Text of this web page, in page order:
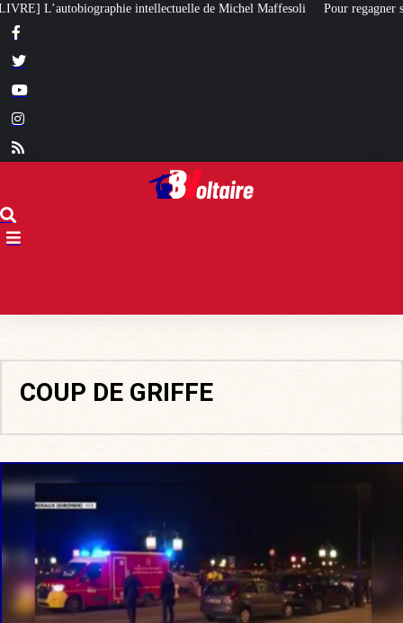
Michel Maffesoli Pour regagner son influence en Afrique, le Quai
COUP DE GRIFFE